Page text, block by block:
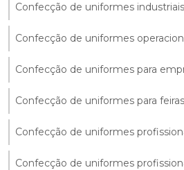
Confecção de uniformes industriais
Confecção de uniformes
Confecção de uniformes para
Confecção de uniformes para
Confecção de uniformes
Confecção de uniformes